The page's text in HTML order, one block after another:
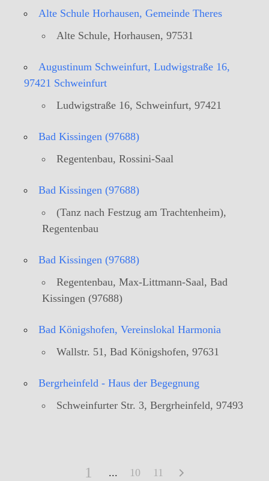
Alte Schule Horhausen, Gemeinde Theres
Alte Schule, Horhausen, 97531
Augustinum Schweinfurt, Ludwigstraße 16,
97421 Schweinfurt
Ludwigstraße 16, Schweinfurt, 97421
Bad Kissingen (97688)
Regentenbau, Rossini-Saal
Bad Kissingen (97688)
(Tanz nach Festzug am Trachtenheim),
Regentenbau
Bad Kissingen (97688)
Regentenbau, Max-Littmann-Saal, Bad
Kissingen (97688)
Bad Königshofen, Vereinslokal Harmonia
Wallstr. 51, Bad Königshofen, 97631
Bergrheinfeld - Haus der Begegnung
Schweinfurter Str. 3, Bergrheinfeld, 97493
1 10 11